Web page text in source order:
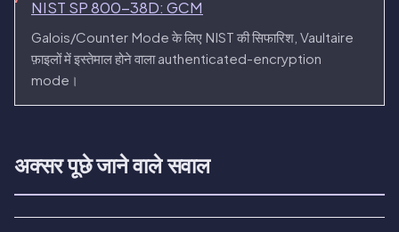
NIST SP 800-38D: GCM
Galois/Counter Mode के लिए NIST की सिफारिश, Vaultaire
फ़ाइलों में इस्तेमाल होने वाला authenticated-encryption
mode।
अक्सर पूछे जाने वाले सवाल